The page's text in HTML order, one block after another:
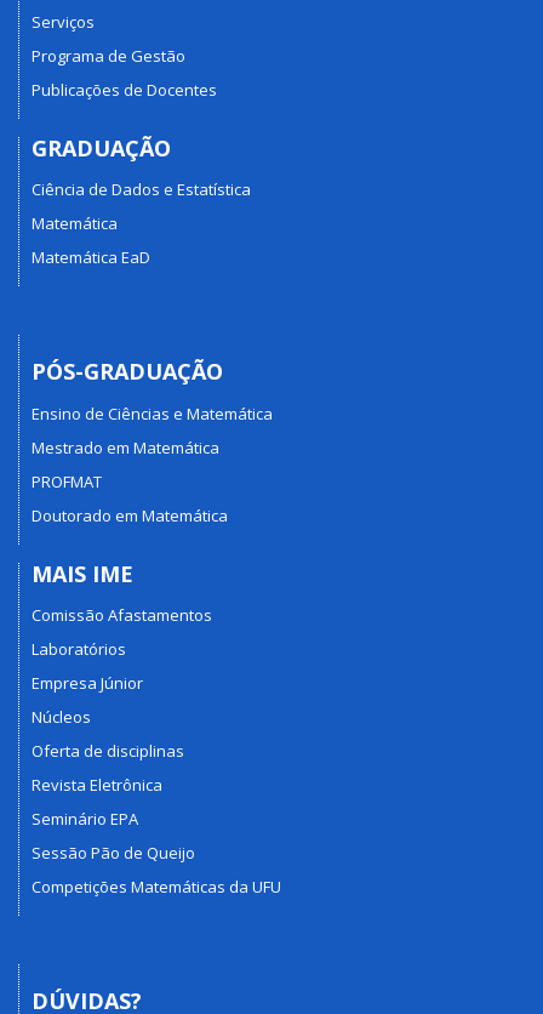
Serviços
Programa de Gestão
Publicações de Docentes
GRADUAÇÃO
Ciência de Dados e Estatística
Matemática
Matemática EaD
PÓS-GRADUAÇÃO
Ensino de Ciências e Matemática
Mestrado em Matemática
PROFMAT
Doutorado em Matemática
MAIS IME
Comissão Afastamentos
Laboratórios
Empresa Júnior
Núcleos
Oferta de disciplinas
Revista Eletrônica
Seminário EPA
Sessão Pão de Queijo
Competições Matemáticas da UFU
DÚVIDAS?